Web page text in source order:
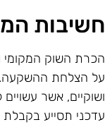
השוק המקומי
הצלחת ההשקעה.
אשר עשויים
תסייע בקבלת